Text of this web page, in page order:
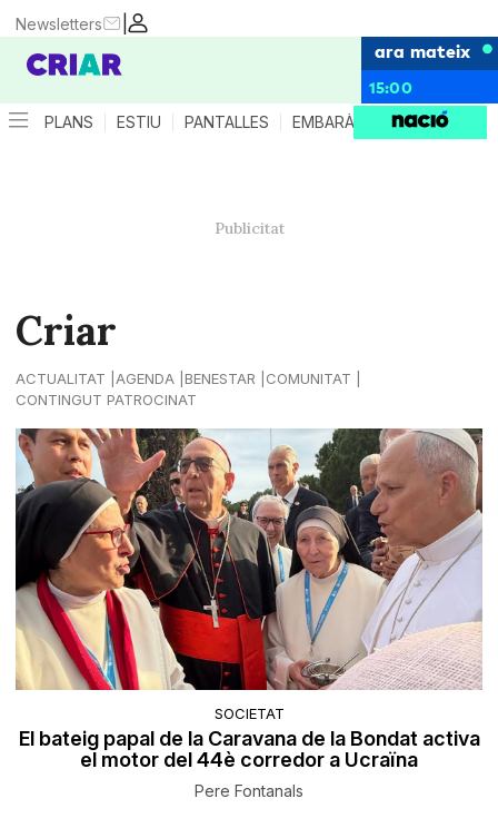
|
Newsletters
ara mateix
15:00
PLANS ESTIU PANTALLES EMBARÀS CRIANÇA
Criar
ACTUALITAT AGENDA BENESTAR
COMUNITAT
CONTINGUT PATROCINAT
SOCIETAT
El bateig papal de la Caravana de la Bondat activa
el motor del 44è corredor a Ucraïna
Pere Fontanals